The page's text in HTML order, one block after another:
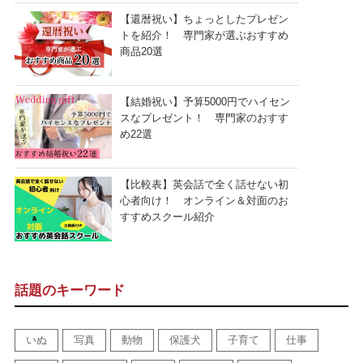
【還暦祝い】ちょっとしたプレゼン
トを紹介！ 専門家が選ぶおすすめ
商品20選
【結婚祝い】予算5000円でハイセン
スなプレゼント！ 専門家のおすす
め22選
【比較表】英会話で全く話せない初
心者向け！ オンライン＆対面のお
すすめスクール紹介
話題のキーワード
いぬ 写真 動物 保護犬 子育て 仕事